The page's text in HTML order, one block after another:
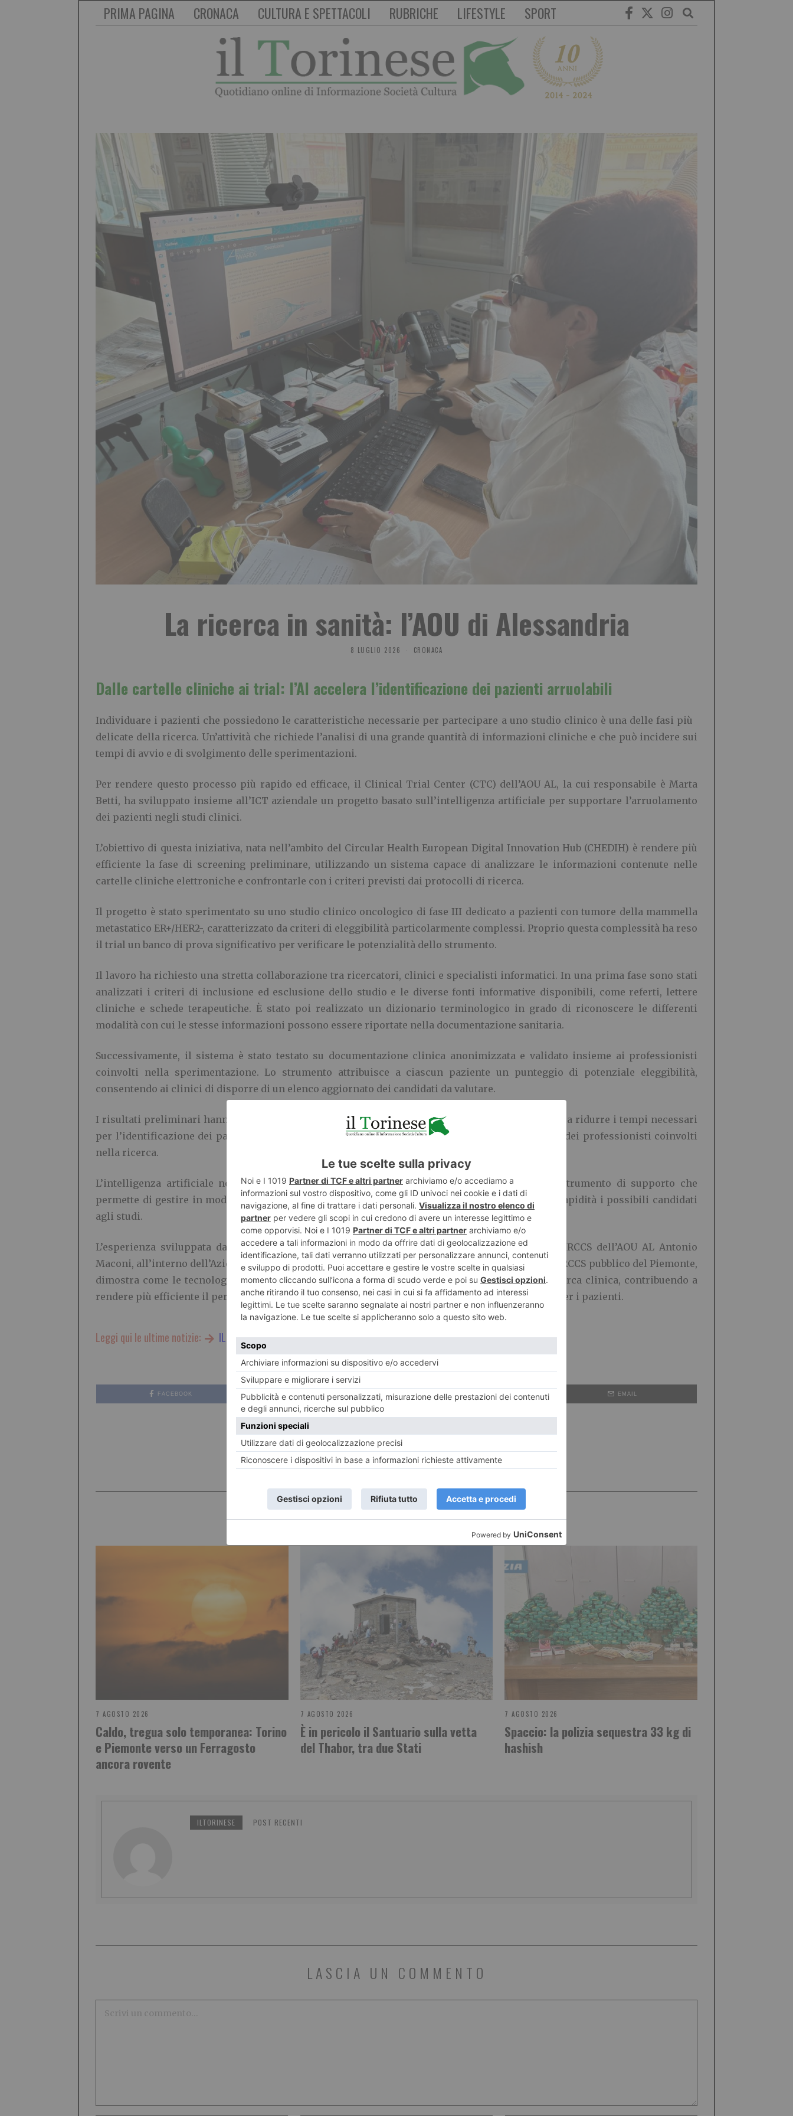
PRIMA PAGINA CRONACA CULTURA E SPETTACOLI RUBRICHE LIFESTYLE SPORT
La ricerca in sanità: l’AOU di Alessandria
8 LUGLIO 2026 CRONACA
Dalle cartelle cliniche ai trial: l’AI accelera l’identificazione dei pazienti arruolabili
Individuare i pazienti che possiedono le caratteristiche necessarie per partecipare a uno studio clinico è una delle fasi più
delicate della ricerca. Un’attività che richiede l’analisi di una grande quantità di informazioni cliniche e che può incidere sui
tempi di avvio e di svolgimento delle sperimentazioni.
Per rendere questo processo più rapido ed efficace, il Clinical Trial Center (CTC) dell’AOU AL, la cui responsabile è Marta
Betti, ha sviluppato insieme all’ICT aziendale un progetto basato sull’intelligenza artificiale per supportare l’arruolamento
dei pazienti negli studi clinici.
L’obiettivo di questa iniziativa, nata nell’ambito del Circular Health European Digital Innovation Hub (CHEDIH) è rendere più
efficiente la fase di screening preliminare, utilizzando un sistema capace di analizzare le informazioni contenute nelle
cartelle cliniche elettroniche e confrontarle con i criteri previsti dai protocolli di ricerca.
Il progetto è stato sperimentato su uno studio clinico oncologico di fase III dedicato a pazienti con tumore della mammella
metastatico ER+/HER2-, caratterizzato da criteri di eleggibilità particolarmente complessi. Proprio questa complessità ha reso
il trial un banco di prova significativo per verificare le potenzialità dello strumento.
Il lavoro ha richiesto una stretta collaborazione tra ricercatori, clinici e specialisti informatici. In una prima fase sono stati
analizzati i criteri di inclusione ed esclusione dello studio e le diverse fonti informative disponibili, come referti, lettere
cliniche e schede terapeutiche. È stato poi realizzato un dizionario terminologico in grado di riconoscere le differenti
modalità con cui le stesse informazioni possono essere riportate nella documentazione sanitaria.
Successivamente, il sistema è stato testato su documentazione clinica anonimizzata e validato insieme ai professionisti
coinvolti nella sperimentazione. Lo strumento attribuisce a ciascun paziente un punteggio di potenziale eleggibilità,
consentendo ai clinici di disporre di un elenco aggiornato dei candidati da valutare.
I risultati preliminari hanno evidenziato come l’automazione di alcune attività di screening possa ridurre i tempi necessari
per l’identificazione dei pazienti, migliorare l’accuratezza delle verifiche e supportare il lavoro dei professionisti coinvolti
nella ricerca.
L’intelligenza artificiale non sostituisce, infatti, la valutazione clinica, ma rappresenta uno strumento di supporto che
permette di gestire in modo più efficace grandi quantità di dati e di individuare con maggiore rapidità i possibili candidati
agli studi.
L’esperienza sviluppata dal CTC del DAIRI, diretto dal commissario per il riconoscimento a IRCCS dell’AOU AL Antonio
Maconi, all’interno dell’Azienda Ospedaliero – Universitaria di Alessandria, riconosciuta primo IRCCS pubblico del Piemonte,
dimostra come le tecnologie digitali possano trovare applicazioni concrete nei processi di ricerca clinica, contribuendo a
rendere più efficiente il percorso che porta dall’innovazione scientifica alle opportunità di cura per i pazienti.
Leggi qui le ultime notizie: IL TORINESE
FACEBOOK TWITTER WHATSAPP EMAIL
CRONACA
POTREBBE INTERESSARTI...
7 AGOSTO 2026
Caldo, tregua solo temporanea: Torino
e Piemonte verso un Ferragosto
ancora rovente
7 AGOSTO 2026
È in pericolo il Santuario sulla vetta
del Thabor, tra due Stati
7 AGOSTO 2026
Spaccio: la polizia sequestra 33 kg di
hashish
ILTORINESE POST RECENTI
LASCIA UN COMMENTO